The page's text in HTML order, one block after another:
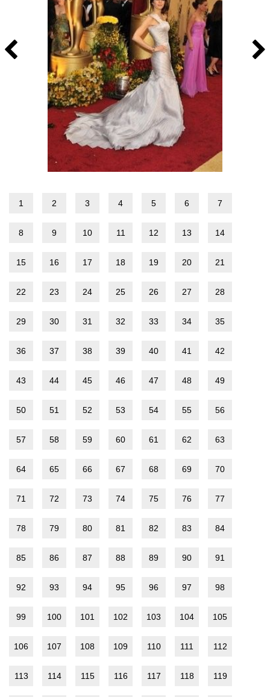
1 2 3 4 5 6 7
8 9 10 11 12 13 14
15 16 17 18 19 20 21
22 23 24 25 26 27 28
29 30 31 32 33 34 35
36 37 38 39 40 41 42
43 44 45 46 47 48 49
50 51 52 53 54 55 56
57 58 59 60 61 62 63
64 65 66 67 68 69 70
71 72 73 74 75 76 77
78 79 80 81 82 83 84
85 86 87 88 89 90 91
92 93 94 95 96 97 98
99 100 101 102 103 104 105
106 107 108 109 110 111 112
113 114 115 116 117 118 119